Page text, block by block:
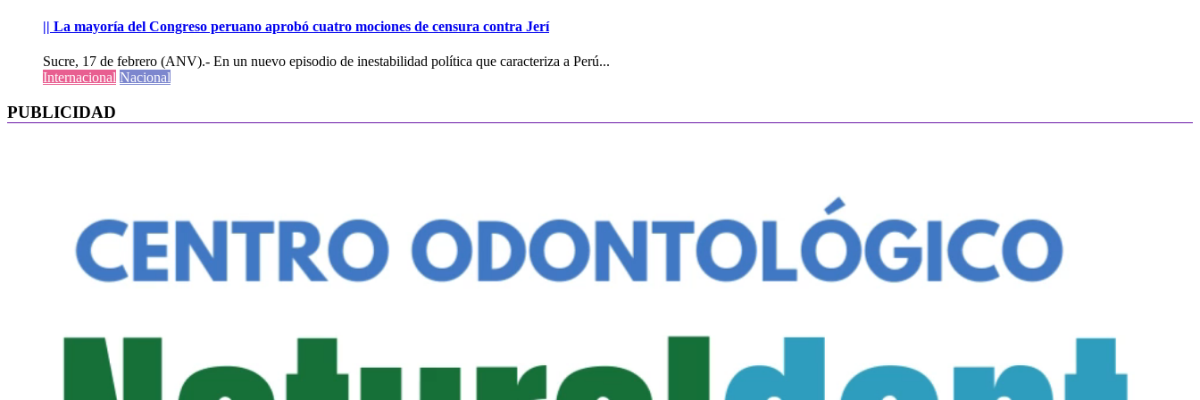
|| La mayoría del Congreso peruano aprobó cuatro mociones de censura contra Jerí
Sucre, 17 de febrero (ANV).- En un nuevo episodio de inestabilidad política que caracteriza a Perú...
Internacional Nacional
PUBLICIDAD